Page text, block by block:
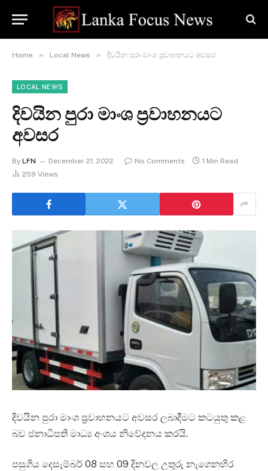
Home » Local News » දිවයින පුරා මාංශ ප්‍රවාහනයට අවසර
LOCAL NEWS
දිවයින පුරා මාංශ ප්‍රවාහනයට
අවසර
By LFN December 21, 2022 No Comments
1 Min Read
259 Views
දිවයින පුරා මාංශ ප්‍රවාහනයට අවසර ලබාදීමට කටයුතු කළ
බව ජනාධිපති මාධ්‍ය අංශය නිවේදනය කරයි.
පසුගිය දෙසැම්බර් 08 සහ 09 දිනවල උතුරු නැගෙනහිර